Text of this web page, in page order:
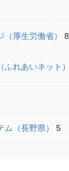
厚生労働省） 8
れあいネット）
（長野県） 5